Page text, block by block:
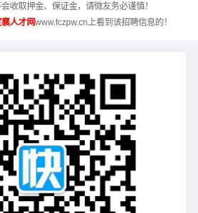
收取押金、保证金，请微友务必谨慎！
人才网www.fczpw.cn上看到该招聘信息的！